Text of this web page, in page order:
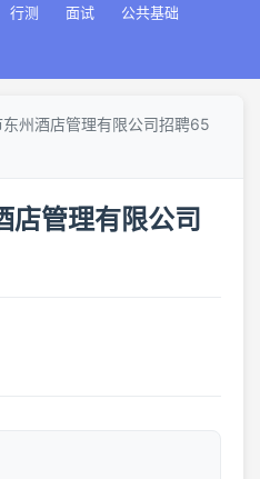
行测 面试 公共基础
州酒店管理有限公司招聘65
店管理有限公司